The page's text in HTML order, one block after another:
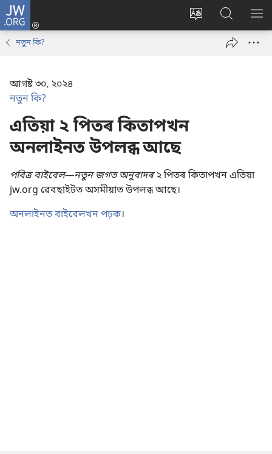
JW.ORG
Change
language
লগ
ইন
JW.ORG
ৱেবছাইট
অনুসন্ধান
নতুন কি?
আগষ্ট ৩০, ২০২৪
নতুন কি?
এতিয়া ২ পিতৰ কিতাপখন
অনলাইনত উপলব্ধ আছে
পবিত্ৰ বাইবেল—নতুন জগত অনুবাদৰ২ পিতৰ কিতাপখন এতিয়া
jw.org ৱেবছাইটত অসমীয়াত উপলব্ধ আছে।
অনলাইনত বাইবেলখন পঢ়ক।